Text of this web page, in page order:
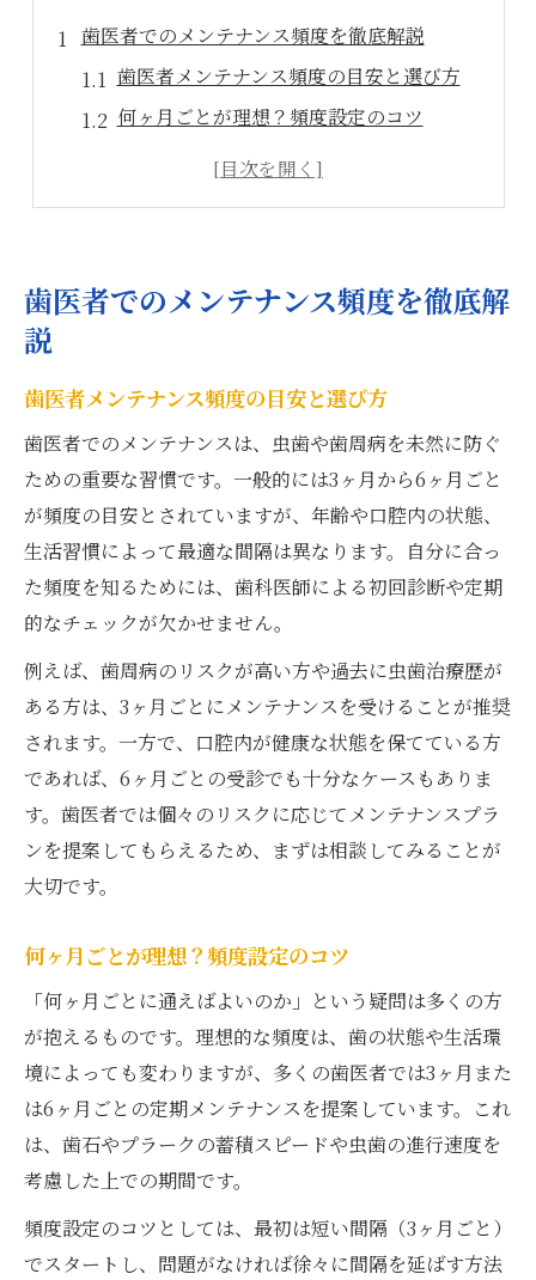
歯医者でのメンテナンス頻度を徹底解説
歯医者メンテナンス頻度の目安と選び方
何ヶ月ごとが理想？頻度設定のコツ
歯医者でのクリーニングと検診の違い
歯医者メンテナンスを無理なく続ける工夫
歯医者通いを習慣化するためのポイント
クリーニング費用を抑える賢い方法
歯医者メンテナンス予約のタイミングとは
歯医者メンテナンスに必要な保険活用術
歯医者メンテナンス保険適用の基本知識
保険と自費の違いを分かりやすく解説
必要な手続きと保険の使い方のポイント
医療費控除も活用できる歯医者通い
費用も安心できる賢い通い方の秘訣
歯医者メンテナンス料金の比較と選び方
保険と自費の費用感をしっかりチェック
無駄な出費を防ぐメンテナンス計画術
歯の健康維持に役立つ頻度とポイント
歯医者メンテナンス頻度で健康を守る方法
虫歯予防に役立つメンテナンスのポイント
歯医者での定期クリーニングの効果とは
生活習慣と歯医者通いの相乗効果を意識
歯医者メンテナンスで長期的な健康管理
保険適用と自費の違いをやさしく比較
歯医者でのメンテナンス頻度を徹底解
説
歯医者メンテナンス頻度の目安と選び方
歯医者でのメンテナンスは、虫歯や歯周病を未然に防ぐ
ための重要な習慣です。一般的には3ヶ月から6ヶ月ごと
が頻度の目安とされていますが、年齢や口腔内の状態、
生活習慣によって最適な間隔は異なります。自分に合っ
た頻度を知るためには、歯科医師による初回診断や定期
的なチェックが欠かせません。
例えば、歯周病のリスクが高い方や過去に虫歯治療歴が
ある方は、3ヶ月ごとにメンテナンスを受けることが推奨
されます。一方で、口腔内が健康な状態を保てている方
であれば、6ヶ月ごとの受診でも十分なケースもありま
す。歯医者では個々のリスクに応じてメンテナンスプラ
ンを提案してもらえるため、まずは相談してみることが
大切です。
何ヶ月ごとが理想？頻度設定のコツ
「何ヶ月ごとに通えばよいのか」という疑問は多くの方
が抱えるものです。理想的な頻度は、歯の状態や生活環
境によっても変わりますが、多くの歯医者では3ヶ月また
は6ヶ月ごとの定期メンテナンスを提案しています。これ
は、歯石やプラークの蓄積スピードや虫歯の進行速度を
考慮した上での期間です。
頻度設定のコツとしては、最初は短い間隔（3ヶ月ごと）
でスタートし、問題がなければ徐々に間隔を延ばす方法